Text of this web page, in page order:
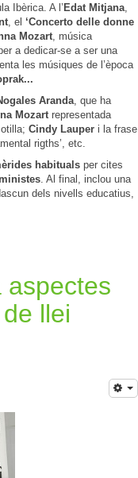
Ibèrica. A l’ Edat Mitjana,
, el ‘Concerto delle donne
Mozart, música
a dedicar-se a ser una
les músiques de l’època
Aranda, que ha
Mozartrepresentada
Cindy Lauper i la frase
rigths’, etc.
habituals per cites
. Al final, inclou una
dels nivells educatius,
aspectes
llei